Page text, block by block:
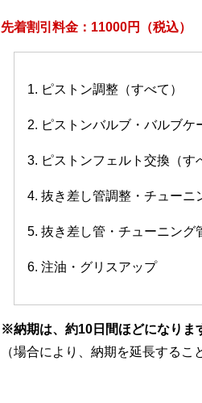
先着割引料金：11000円（税込）
1. ピストン調整（すべて）
2. ピストンバルブ・バルブケ
3. ピストンフェルト交換（す
4. 抜き差し管調整・チューニ
5. 抜き差し管・チューニング
6. 注油・グリスアップ
※納期は、約10日間ほどになりま
（場合により、納期を延長するこ